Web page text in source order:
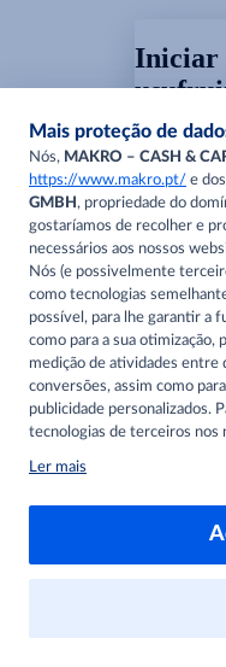
Iniciar
Ver
Iniciar